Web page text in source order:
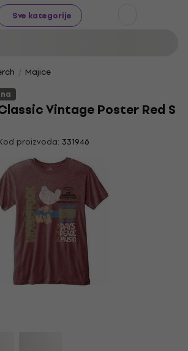
Sve kategorije
Majice
Vintage Poster Red S
proizvoda: 331946